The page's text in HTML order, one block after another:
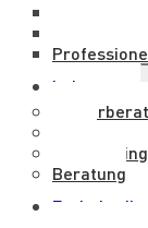
Benefits
Leistungen
Outsourcing
Beratung